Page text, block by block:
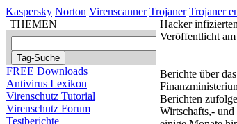
Kaspersky Norton Virenscanner Trojaner Trojaner
THEMEN
FREE Downloads
Antivirus Lexikon
Virenschutz Tutorial
Virenschutz Forum
Testberichte
Hacker
Veröffentlicht
Berichte über
Berichten
Wirtschafts,-